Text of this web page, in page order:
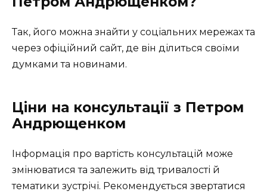
Так, його можна знайти у соціальних мережах та
через офіційний сайт, де він ділиться своїми
думками та новинами.
Ціни на консультації з Петром
Андрющенком
Інформація про вартість консультацій може
змінюватися та залежить від тривалості й
тематики зустрічі. Рекомендується звертатися